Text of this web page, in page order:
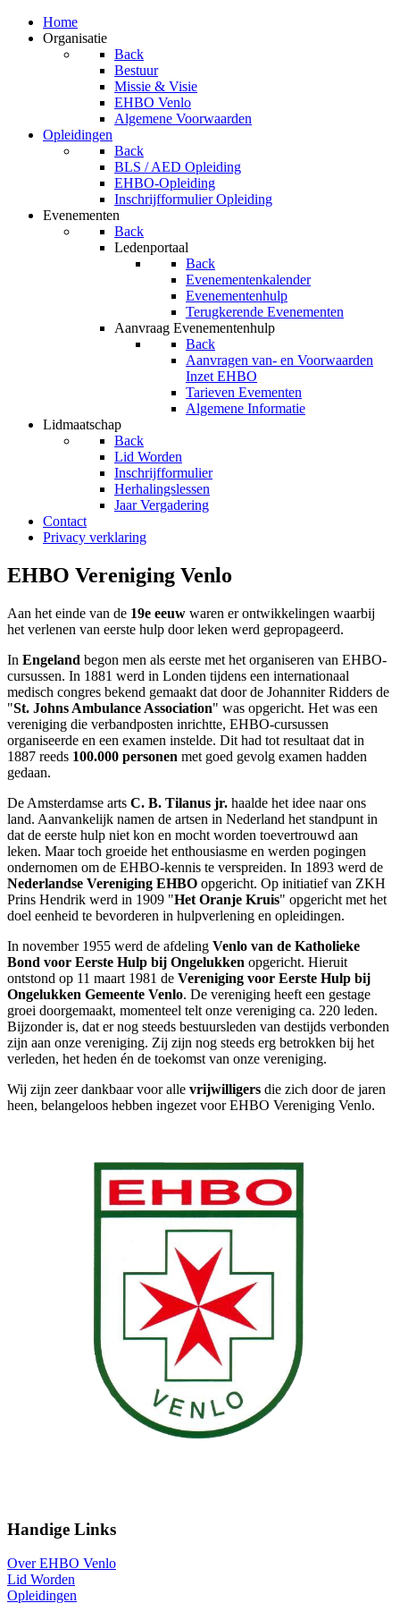
Home
Organisatie
Back
Bestuur
Missie & Visie
EHBO Venlo
Algemene Voorwaarden
Opleidingen
Back
BLS / AED Opleiding
EHBO-Opleiding
Inschrijfformulier Opleiding
Evenementen
Back
Ledenportaal
Back
Evenementenkalender
Evenementenhulp
Terugkerende Evenementen
Aanvraag Evenementenhulp
Back
Aanvragen van- en Voorwaarden
Inzet EHBO
Tarieven Evementen
Algemene Informatie
Lidmaatschap
Back
Lid Worden
Inschrijfformulier
Herhalingslessen
Jaar Vergadering
Contact
Privacy verklaring
EHBO Vereniging Venlo
Aan het einde van de 19e eeuw waren er ontwikkelingen waarbij
het verlenen van eerste hulp door leken werd gepropageerd.
In Engeland begon men als eerste met het organiseren van EHBO-
cursussen. In 1881 werd in Londen tijdens een internationaal
medisch congres bekend gemaakt dat door de Johanniter Ridders de
"St. Johns Ambulance Association" was opgericht. Het was een
vereniging die verbandposten inrichtte, EHBO-cursussen
organiseerde en een examen instelde. Dit had tot resultaat dat in
1887 reeds 100.000 personen met goed gevolg examen hadden
gedaan.
De Amsterdamse arts C. B. Tilanus jr. haalde het idee naar ons
land. Aanvankelijk namen de artsen in Nederland het standpunt in
dat de eerste hulp niet kon en mocht worden toevertrouwd aan
leken. Maar toch groeide het enthousiasme en werden pogingen
ondernomen om de EHBO-kennis te verspreiden. In 1893 werd de
Nederlandse Vereniging EHBO opgericht. Op initiatief van ZKH
Prins Hendrik werd in 1909 "Het Oranje Kruis" opgericht met het
doel eenheid te bevorderen in hulpverlening en opleidingen.
In november 1955 werd de afdeling Venlo van de Katholieke
Bond voor Eerste Hulp bij Ongelukken opgericht. Hieruit
ontstond op 11 maart 1981 de Vereniging voor Eerste Hulp bij
Ongelukken Gemeente Venlo. De vereniging heeft een gestage
groei doorgemaakt, momenteel telt onze vereniging ca. 220 leden.
Bijzonder is, dat er nog steeds bestuursleden van destijds verbonden
zijn aan onze vereniging. Zij zijn nog steeds erg betrokken bij het
verleden, het heden én de toekomst van onze vereniging.
Wij zijn zeer dankbaar voor alle vrijwilligers die zich door de jaren
heen, belangeloos hebben ingezet voor EHBO Vereniging Venlo.
Handige Links
Over EHBO Venlo
Lid Worden
Opleidingen